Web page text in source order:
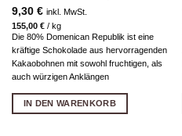
9,30 € inkl. MwSt.
155,00 €/ kg
Die 80% Domenican Republik ist eine
kräftige Schokolade aus hervorragenden
Kakaobohnen mit sowohl fruchtigen, als
auch würzigen Anklängen
IN DEN WARENKORB